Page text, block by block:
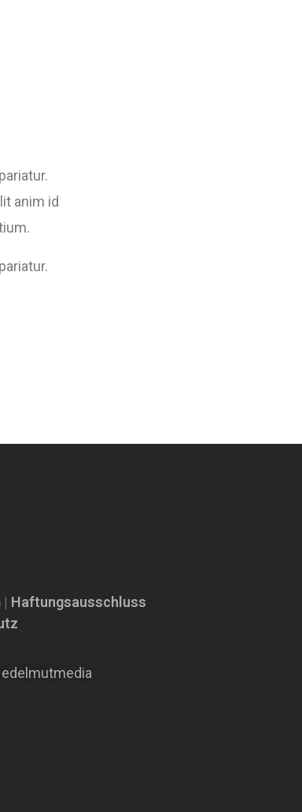
anim id
| Haftungsausschluss
edelmutmedia